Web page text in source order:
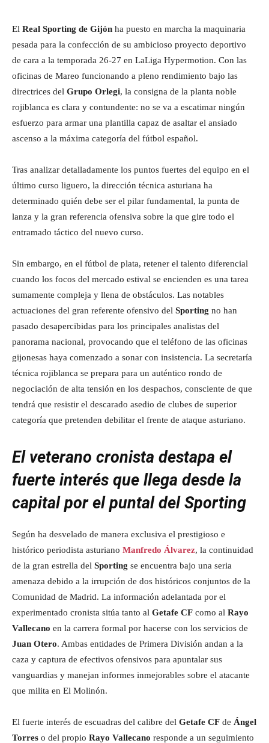
El Real Sporting de Gijón ha puesto en marcha la maquinaria
pesada para la confección de su ambicioso proyecto deportivo
de cara a la temporada 26-27 en LaLiga Hypermotion. Con las
oficinas de Mareo funcionando a pleno rendimiento bajo las
directrices del Grupo Orlegi, la consigna de la planta noble
rojiblanca es clara y contundente: no se va a escatimar ningún
esfuerzo para armar una plantilla capaz de asaltar el ansiado
ascenso a la máxima categoría del fútbol español.
Tras analizar detalladamente los puntos fuertes del equipo en el
último curso liguero, la dirección técnica asturiana ha
determinado quién debe ser el pilar fundamental, la punta de
lanza y la gran referencia ofensiva sobre la que gire todo el
entramado táctico del nuevo curso.
Sin embargo, en el fútbol de plata, retener el talento diferencial
cuando los focos del mercado estival se encienden es una tarea
sumamente compleja y llena de obstáculos. Las notables
actuaciones del gran referente ofensivo del Sporting no han
pasado desapercibidas para los principales analistas del
panorama nacional, provocando que el teléfono de las oficinas
gijonesas haya comenzado a sonar con insistencia. La secretaría
técnica rojiblanca se prepara para un auténtico rondo de
negociación de alta tensión en los despachos, consciente de que
tendrá que resistir el descarado asedio de clubes de superior
categoría que pretenden debilitar el frente de ataque asturiano.
El veterano cronista destapa el
fuerte interés que llega desde la
capital por el puntal del Sporting
Según ha desvelado de manera exclusiva el prestigioso e
histórico periodista asturiano Manfredo Álvarez, la continuidad
de la gran estrella del Sporting se encuentra bajo una seria
amenaza debido a la irrupción de dos históricos conjuntos de la
Comunidad de Madrid. La información adelantada por el
experimentado cronista sitúa tanto al Getafe CF como al Rayo
Vallecano en la carrera formal por hacerse con los servicios de
Juan Otero. Ambas entidades de Primera División andan a la
caza y captura de efectivos ofensivos para apuntalar sus
vanguardias y manejan informes inmejorables sobre el atacante
que milita en El Molinón.
El fuerte interés de escuadras del calibre del Getafe CF de Ángel
Torres o del propio Rayo Vallecano responde a un seguimiento